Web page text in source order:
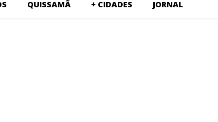
QUISSAMÃ + CIDADES JORNAL